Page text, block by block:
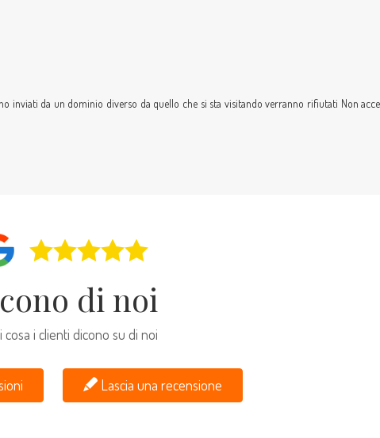
inviati da un dominio diverso da quello che si sta visitando verranno rifiutati Non
di noi
cosa i clienti dicono su di noi
Lascia una recensione